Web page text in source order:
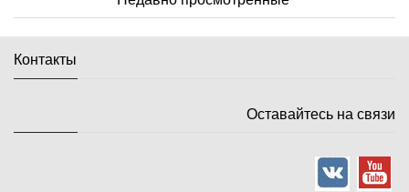
Контакты
Оставайтесь на связи